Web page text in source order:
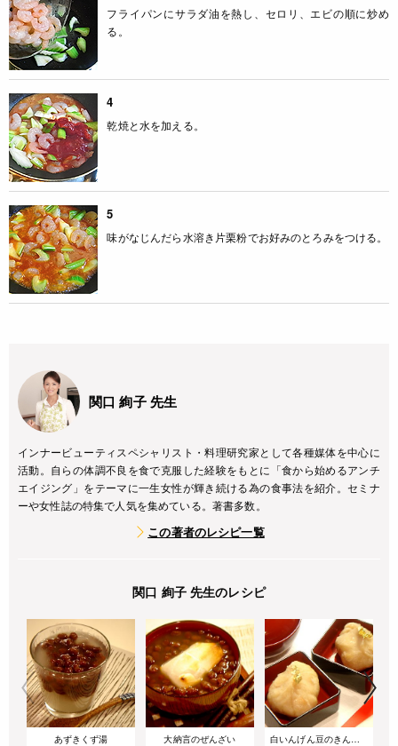
フライパンにサラダ油を熱し、セロリ、エビの順に炒め
る。
4
乾焼と水を加える。
5
味がなじんだら水溶き片栗粉でお好みのとろみをつける。
関口 絢子 先生
インナービューティスペシャリスト・料理研究家として各種媒体を中心に
活動。自らの体調不良を食で克服した経験をもとに「食から始めるアンチ
エイジング」をテーマに一生女性が輝き続ける為の食事法を紹介。セミナ
ーや女性誌の特集で人気を集めている。著書多数。
この著者のレシピ一覧
関口 絢子 先生のレシピ
あずきくず湯 大納言のぜんざい 白いんげん豆のきんとん